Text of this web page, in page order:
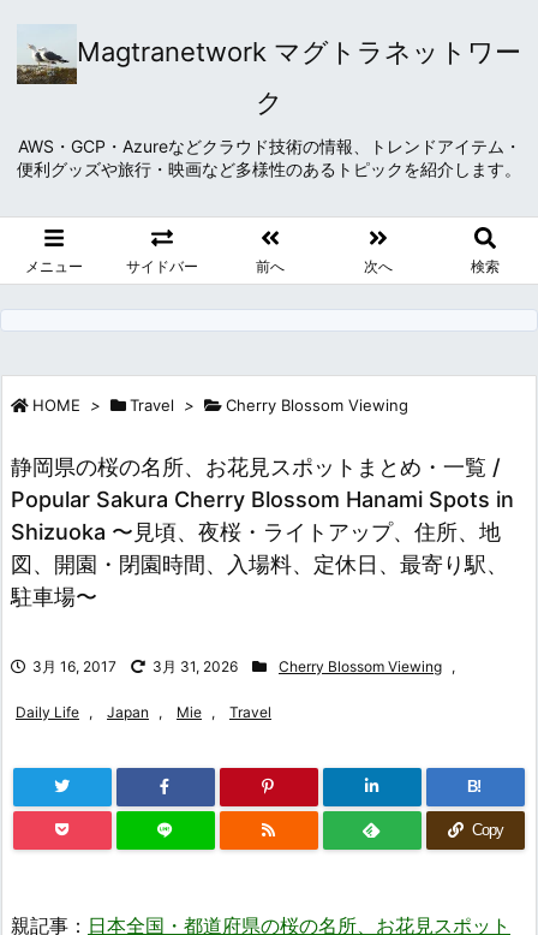
Magtranetwork マグトラネットワー
ク
AWS・GCP・Azureなどクラウド技術の情報、トレンドアイテム・
便利グッズや旅行・映画など多様性のあるトピックを紹介します。
メニュー サイドバー 前へ 次へ 検索
HOME > Travel > Cherry Blossom Viewing
静岡県の桜の名所、お花見スポットまとめ・一覧 /
Popular Sakura Cherry Blossom Hanami Spots in
Shizuoka 〜見頃、夜桜・ライトアップ、住所、地
図、開園・閉園時間、入場料、定休日、最寄り駅、
駐車場〜
3月 16, 2017 3月 31, 2026 Cherry Blossom Viewing ,
Daily Life , Japan , Mie , Travel
B!
Copy
親記事： 日本全国・都道府県の桜の名所、お花見スポット